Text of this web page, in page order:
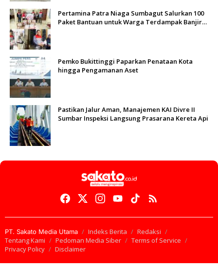
Pertamina Patra Niaga Sumbagut Salurkan 100
Paket Bantuan untuk Warga Terdampak Banjir
Pemko Bukittinggi Paparkan Penataan Kota
hingga Pengamanan Aset
Pastikan Jalur Aman, Manajemen KAI Divre II
Sumbar Inspeksi Langsung Prasarana Kereta Api
PT. Sakato Media Utama Indeks Berita
Redaksi
Tentang Kami
Pedoman Media Siber
Terms of Service
Privacy Policy
Disclaimer